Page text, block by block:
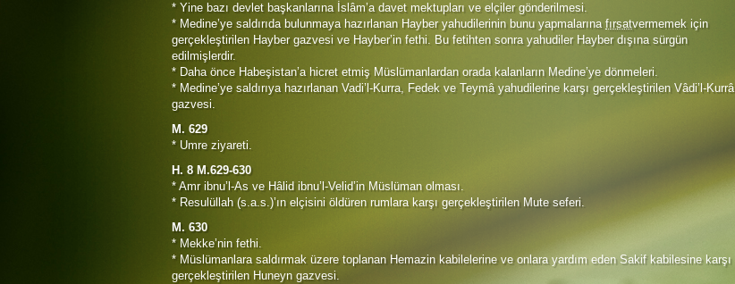
* Yine bazı devlet başkanlarına İslâm’a davet mektupları ve elçiler gönderilmesi.
* Medine’ye saldırıda bulunmaya hazırlanan Hayber yahudilerinin bunu yapmalarına fırsatvermemek için
gerçekleştirilen Hayber gazvesi ve Hayber’in fethi. Bu fetihten sonra yahudiler Hayber dışına sürgün
edilmişlerdir.
* Daha önce Habeşistan’a hicret etmiş Müslümanlardan orada kalanların Medine’ye dönmeleri.
* Medine’ye saldırıya hazırlanan Vadi’l-Kurra, Fedek ve Teymâ yahudilerine karşı gerçekleştirilen Vâdi’l-Kurrâ
gazvesi.
M. 629
* Umre ziyareti.
H. 8 M.629-630
* Amr ibnu’l-As ve Hâlid ibnu’l-Velid’in Müslüman olması.
* Resulüllah (s.a.s.)’ın elçisini öldüren rumlara karşı gerçekleştirilen Mute seferi.
M. 630
* Mekke’nin fethi.
* Müslümanlara saldırmak üzere toplanan Hemazin kabilelerine ve onlara yardım eden Sakif kabilesine karşı
gerçekleştirilen Huneyn gazvesi.